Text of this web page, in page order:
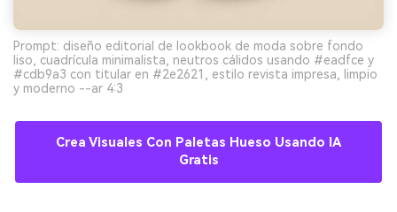
Prompt: diseño editorial de lookbook de moda sobre fondo
liso, cuadrícula minimalista, neutros cálidos usando #eadfce y
#cdb9a3 con titular en #2e2621, estilo revista impresa, limpio
y moderno --ar 4:3
Crea Visuales Con Paletas Hueso Usando IA
Gratis